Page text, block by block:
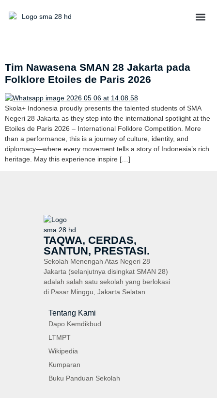
Tim Nawasena SMAN 28 Jakarta pada
Folklore Etoiles de Paris 2026
Skola+ Indonesia proudly presents the talented students of SMA
Negeri 28 Jakarta as they step into the international spotlight at the
Etoiles de Paris 2026 – International Folklore Competition. More
than a performance, this is a journey of culture, identity, and
diplomacy—where every movement tells a story of Indonesia’s rich
heritage. May this experience inspire […]
TAQWA, CERDAS,
SANTUN, PRESTASI.
Sekolah Menengah Atas Negeri 28
Jakarta (selanjutnya disingkat SMAN 28)
adalah salah satu sekolah yang berlokasi
di Pasar Minggu, Jakarta Selatan.
Tentang Kami
Dapo Kemdikbud
LTMPT
Wikipedia
Kumparan
Buku Panduan Sekolah